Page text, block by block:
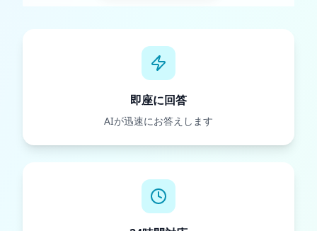
即座に回答
AIが迅速にお答えします